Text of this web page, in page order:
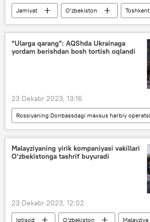
Jamiyat O‘zbekiston
Toshkent
Transport vazirligi
“Ularga qarang”: AQShda Ukrainaga
yordam berishdan bosh tortish oqlandi
23 Dekabr 2023, 13:16
AQSh
Ukraina
Rossiya
Vladimir Zelenskiy
Malayziyaning yirik kompaniyasi vakillari
O‘zbekistonga tashrif buyuradi
23 Dekabr 2023, 12:02
Iqtisod O‘zbekiston
Malayziya